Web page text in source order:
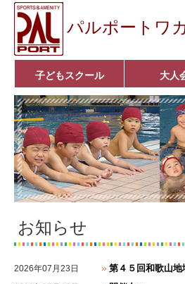
パルポートワ
子どもスクール
ベビーコース
幼児コース
小学生コース
育成コース
選手コース
■入会案内■
大人
いきいきコー
アクア遊悠ク
■入会案内■
お知らせ
2026年07月23日 第４５回和歌山